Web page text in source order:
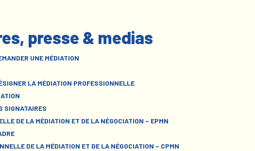
presse & medias
UNE MÉDIATION
LA MÉDIATION PROFESSIONNELLE
SIGNATAIRES
DE LA MÉDIATION ET DE LA NÉGOCIATION – EPMN
DE LA MÉDIATION ET DE LA NÉGOCIATION – CPMN